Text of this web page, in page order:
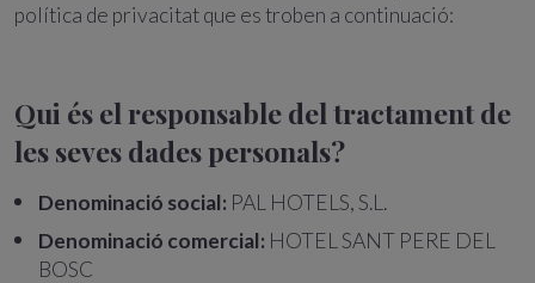
política de privacitat que es troben a continuació:
Qui és el responsable del tractament de
les seves dades personals?
Denominació social: PAL HOTELS, S.L.
Denominació comercial: HOTEL SANT PERE DEL
BOSC